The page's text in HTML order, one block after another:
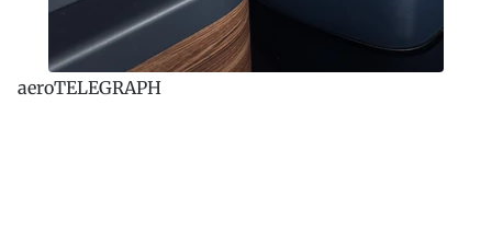
aeroTELEGRAPH